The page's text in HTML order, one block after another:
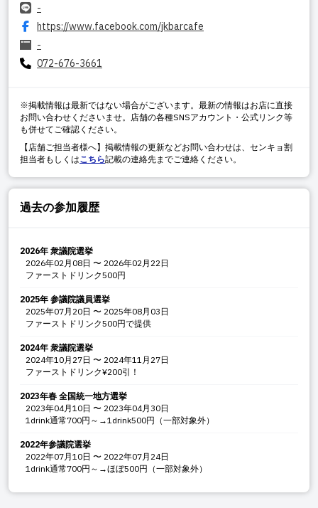
-
https://www.facebook.com/jkbarcafe
-
072-676-3661
※掲載情報は最新ではない場合がございます。最新の情報はお店に直接
お問い合わせくださいませ。店舗の各種SNSアカウント・公式リンク等
も併せてご確認ください。
【店舗ご担当者様へ】掲載情報の更新などお問い合わせは、センキョ割
担当者もしくはこちら記載の連絡先までご連絡ください。
過去の参加履歴
2026年 衆議院選挙
2026年02月08日 〜 2026年02月22日
ファーストドリンク500円
2025年 参議院議員選挙
2025年07月20日 〜 2025年08月03日
ファーストドリンク500円で提供
2024年 衆議院選挙
2024年10月27日 〜 2024年11月27日
ファーストドリンク¥200引！
2023年春 全国統一地方選挙
2023年04月10日 〜 2023年04月30日
1drink通常700円～→1drink500円（一部対象外）
2022年参議院選挙
2022年07月10日 〜 2022年07月24日
1drink通常700円～→ほぼ500円（一部対象外）